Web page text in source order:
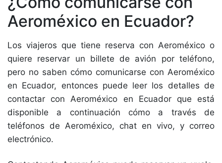
Aeroméxico en Ecuador?
Los viajeros que tiene reserva con Aeroméxico o
quiere reservar un billete de avión por teléfono,
pero no saben cómo comunicarse con Aeroméxico
en Ecuador, entonces puede leer los detalles de
contactar con Aeroméxico en Ecuador que está
disponible a continuación cómo a través de
teléfonos de Aeroméxico, chat en vivo, y correo
electrónico.